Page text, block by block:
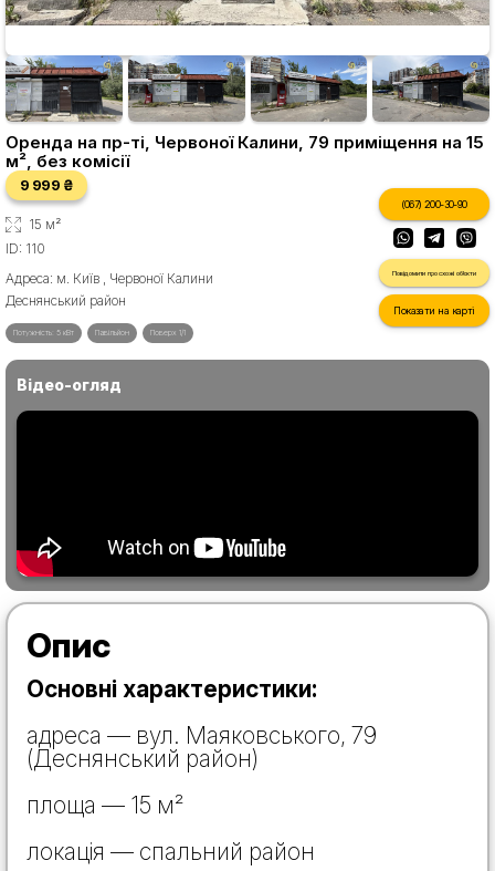
Оренда на пр-ті, Червоної Калини, 79 приміщення на 15
м², без комісії
9 999 ₴
15 м²
ID: 110
Адреса: м. Київ , Червоної Калини
Деснянський район
(067) 200-30-90
Повідомити про схожі об'єкти
Показати на карті
Потужність: 5 кВт Павільйон Поверх 1/1
Відео-огляд
Опис
Основні характеристики:
адреса — вул. Маяковського, 79
(Деснянський район)
площа — 15 м²
локація — спальний район